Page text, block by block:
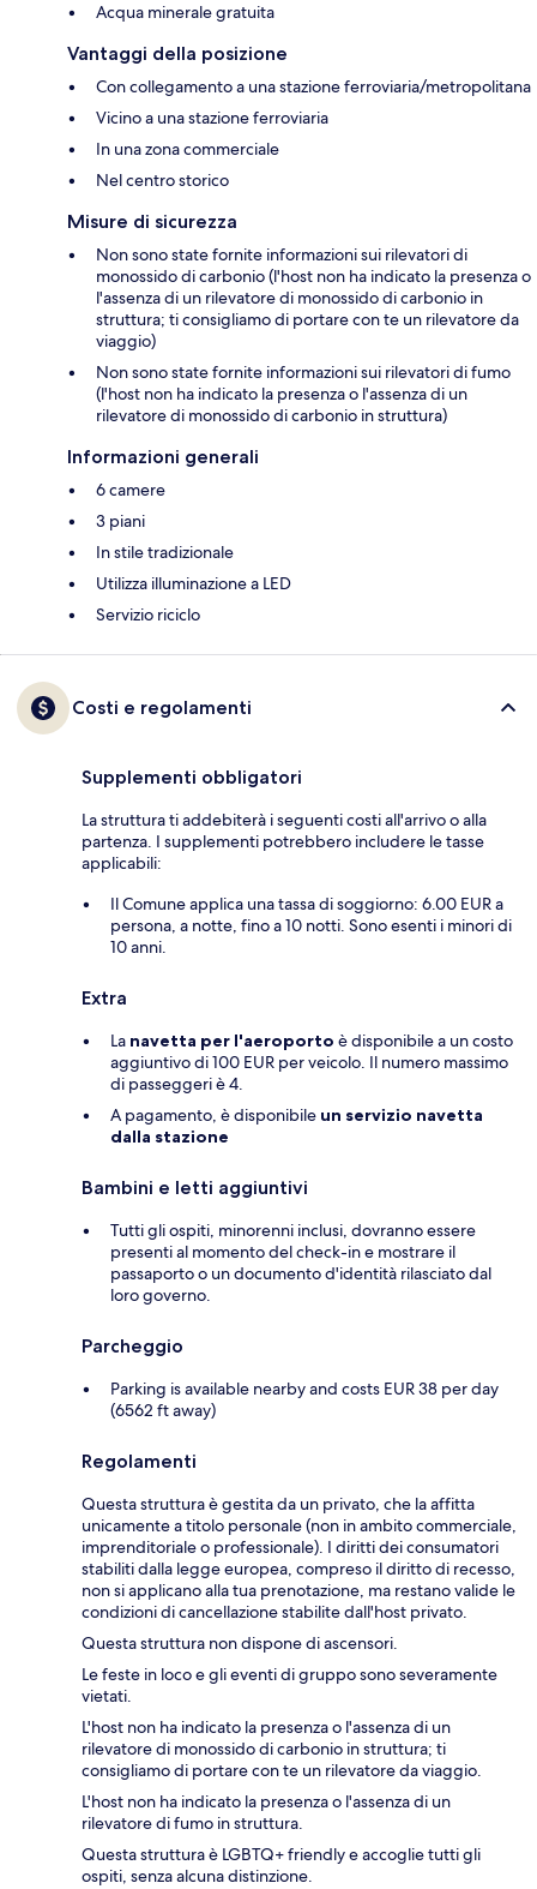
Acqua minerale gratuita
Vantaggi della posizione
Con collegamento a una stazione ferroviaria/metropolitana
Vicino a una stazione ferroviaria
In una zona commerciale
Nel centro storico
Misure di sicurezza
Non sono state fornite informazioni sui rilevatori di
monossido di carbonio (l'host non ha indicato la presenza o
l'assenza di un rilevatore di monossido di carbonio in
struttura; ti consigliamo di portare con te un rilevatore da
viaggio)
Non sono state fornite informazioni sui rilevatori di fumo
(l'host non ha indicato la presenza o l'assenza di un
rilevatore di monossido di carbonio in struttura)
Informazioni generali
6 camere
3 piani
In stile tradizionale
Utilizza illuminazione a LED
Servizio riciclo
Costi e regolamenti
Supplementi obbligatori
La struttura ti addebiterà i seguenti costi all'arrivo o alla
partenza. I supplementi potrebbero includere le tasse
applicabili:
Il Comune applica una tassa di soggiorno: 6.00 EUR a
persona, a notte, fino a 10 notti. Sono esenti i minori di
10 anni.
Extra
La navetta per l'aeroporto è disponibile a un costo
aggiuntivo di 100 EUR per veicolo. Il numero massimo
di passeggeri è 4.
A pagamento, è disponibile un servizio navetta
dalla stazione
Bambini e letti aggiuntivi
Tutti gli ospiti, minorenni inclusi, dovranno essere
presenti al momento del check-in e mostrare il
passaporto o un documento d'identità rilasciato dal
loro governo.
Parcheggio
Parking is available nearby and costs EUR 38 per day
(6562 ft away)
Regolamenti
Questa struttura è gestita da un privato, che la affitta
unicamente a titolo personale (non in ambito commerciale,
imprenditoriale o professionale). I diritti dei consumatori
stabiliti dalla legge europea, compreso il diritto di recesso,
non si applicano alla tua prenotazione, ma restano valide le
condizioni di cancellazione stabilite dall'host privato.
Questa struttura non dispone di ascensori.
Le feste in loco e gli eventi di gruppo sono severamente
vietati.
L'host non ha indicato la presenza o l'assenza di un
rilevatore di monossido di carbonio in struttura; ti
consigliamo di portare con te un rilevatore da viaggio.
L'host non ha indicato la presenza o l'assenza di un
rilevatore di fumo in struttura.
Questa struttura è LGBTQ+ friendly e accoglie tutti gli
ospiti, senza alcuna distinzione.